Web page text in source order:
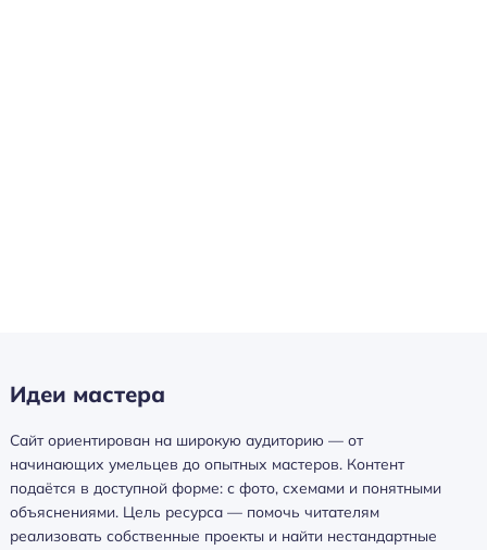
Идеи мастера
Сайт ориентирован на широкую аудиторию — от
начинающих умельцев до опытных мастеров. Контент
подаётся в доступной форме: с фото, схемами и понятными
объяснениями. Цель ресурса — помочь читателям
реализовать собственные проекты и найти нестандартные